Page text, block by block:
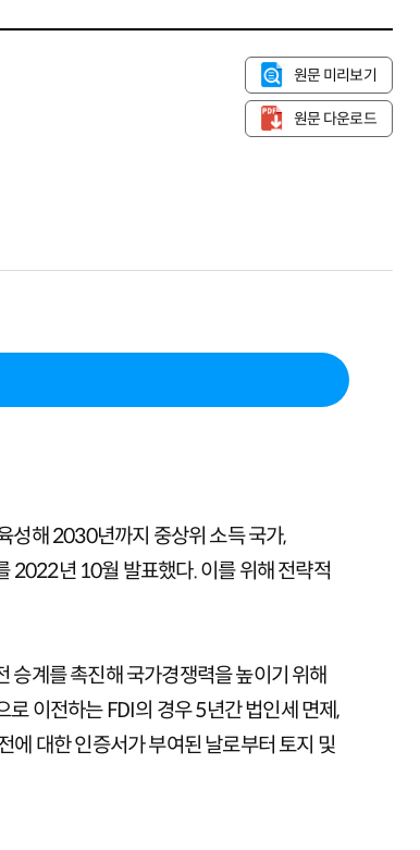
원문 미리보기
원문 다운로드
성해 2030년까지 중상위 소득 국가,
년 10월 발표했다. 이를 위해 전략적
계를 촉진해 국가경쟁력을 높이기 위해
이전하는 FDI의 경우 5년간 법인세 면제,
대한 인증서가 부여된 날로부터 토지 및